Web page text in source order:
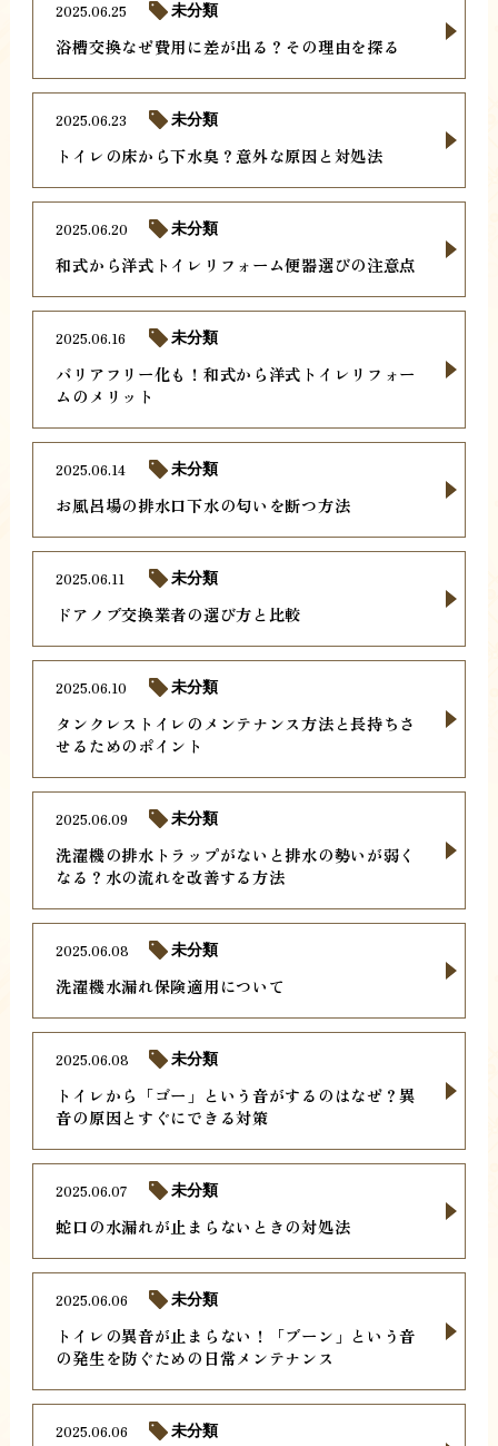
浴槽交換なぜ費用に差が出る？その理由を探る
2025.06.25 未分類
トイレの床から下水臭？意外な原因と対処法
2025.06.23 未分類
和式から洋式トイレリフォーム便器選びの注意点
2025.06.20 未分類
バリアフリー化も！和式から洋式トイレリフォー
ムのメリット
2025.06.16 未分類
お風呂場の排水口下水の匂いを断つ方法
2025.06.14 未分類
ドアノブ交換業者の選び方と比較
2025.06.11 未分類
タンクレストイレのメンテナンス方法と長持ちさ
せるためのポイント
2025.06.10 未分類
洗濯機の排水トラップがないと排水の勢いが弱く
なる？水の流れを改善する方法
2025.06.09 未分類
洗濯機水漏れ保険適用について
2025.06.08 未分類
トイレから「ゴー」という音がするのはなぜ？異
音の原因とすぐにできる対策
2025.06.08 未分類
蛇口の水漏れが止まらないときの対処法
2025.06.07 未分類
トイレの異音が止まらない！「ブーン」という音
の発生を防ぐための日常メンテナンス
2025.06.06 未分類
2025.06.06 未分類